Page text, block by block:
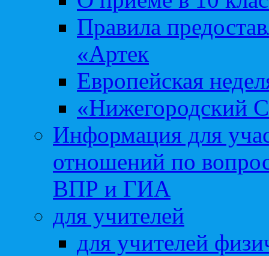
Правила
«Артек
Европейская
«Нижегородский
Информация для
отношений по
ВПР и ГИА
для учителей
для учителей